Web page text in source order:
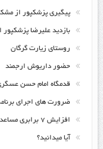
پیگیری پزشکپور از
بازدید علیرضا پزشکپور
روستای زیارت گرگان
حضور داریوش ارجمند
قدمگاه امام حسن
ضرورت های اجرای
افزایش ۷ برابری مساعدت به هیات های ورزشی
آیا میدانید؟